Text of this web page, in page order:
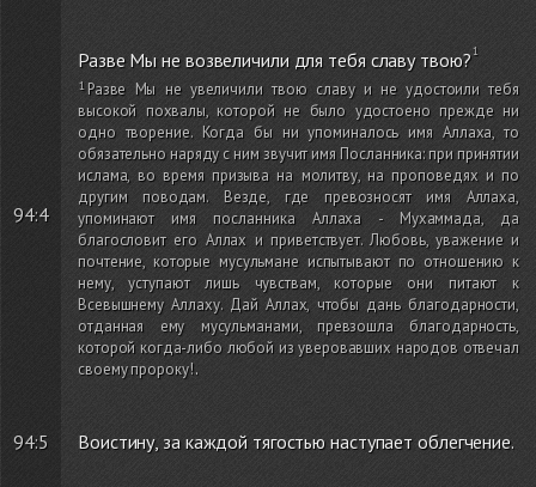
94:4
Разве Мы не возвеличили для тебя славу твою?
Разве Мы не увеличили твою славу и не удостоили тебя
высокой похвалы, которой не было удостоено прежде ни
одно творение. Когда бы ни упоминалось имя Аллаха, то
обязательно наряду с ним звучит имя Посланника: при принятии
ислама, во время призыва на молитву, на проповедях и по
другим поводам. Везде, где превозносят имя Аллаха,
упоминают имя посланника Аллаха - Мухаммада, да
благословит его Аллах и приветствует. Любовь, уважение и
почтение, которые мусульмане испытывают по отношению к
нему, уступают лишь чувствам, которые они питают к
Всевышнему Аллаху. Дай Аллах, чтобы дань благодарности,
отданная ему мусульманами, превзошла благодарность,
которой когда-либо любой из уверовавших народов отвечал
своему пророку!.
94:5 Воистину, за каждой тягостью наступает облегчение.